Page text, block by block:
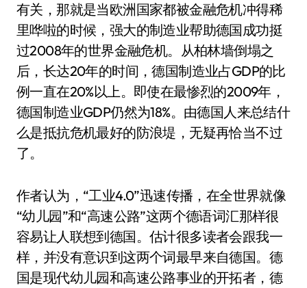
有关，那就是当欧洲国家都被金融危机冲得稀
里哗啦的时候，强大的制造业帮助德国成功挺
过2008年的世界金融危机。从柏林墙倒塌之
后，长达20年的时间，德国制造业占GDP的比
例一直在20%以上。即使在最惨烈的2009年，
德国制造业GDP仍然为18%。由德国人来总结什
么是抵抗危机最好的防浪堤，无疑再恰当不过
了。
作者认为，“工业4.0”迅速传播，在全世界就像
“幼儿园”和“高速公路”这两个德语词汇那样很
容易让人联想到德国。估计很多读者会跟我一
样，并没有意识到这两个词最早来自德国。德
国是现代幼儿园和高速公路事业的开拓者，德